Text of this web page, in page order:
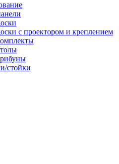
с проектором и креплением
стойки